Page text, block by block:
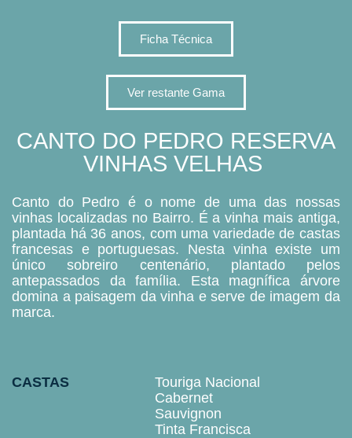
Ficha Técnica
Ver restante Gama
CANTO DO PEDRO RESERVA
VINHAS VELHAS ​
Canto do Pedro é o nome de uma das nossas
vinhas localizadas no Bairro. É a vinha mais antiga,
plantada há 36 anos, com uma variedade de castas
francesas e portuguesas. Nesta vinha existe um
único sobreiro centenário, plantado pelos
antepassados da família. Esta magnífica árvore
domina a paisagem da vinha e serve de imagem da
marca.
CASTAS
Touriga Nacional
Cabernet
Sauvignon
Tinta Francisca